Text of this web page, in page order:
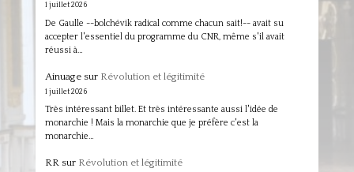
1 juillet 2026
De Gaulle --bolchévik radical comme chacun sait!-- avait su
accepter l'essentiel du programme du CNR, même s'il avait
réussi à…
Ainuagesur Révolution et légitimité
1 juillet 2026
Très intéressant billet. Et très intéressante aussi l'idée de
monarchie ! Mais la monarchie que je préfère c'est la
monarchie…
RR sur Révolution et légitimité